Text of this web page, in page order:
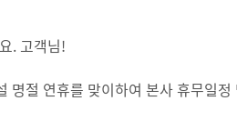
. 고객님!
명절 연휴를 맞이하여 본사 휴무일정